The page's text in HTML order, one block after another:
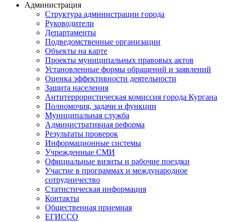
Администрация
Структура администрации города
Руководители
Департаменты
Подведомственные организации
Объекты на карте
Проекты муниципальных правовых актов
Установленные формы обращений и заявлений
Оценка эффективности деятельности
Защита населения
Антитеррористическая комиссия города Кургана
Полномочия, задачи и функции
Муниципальная служба
Административная реформа
Результаты проверок
Информационные системы
Учрежденные СМИ
Официальные визиты и рабочие поездки
Участие в программах и международное
сотрудничество
Статистическая информация
Контакты
Общественная приемная
ЕГИССО